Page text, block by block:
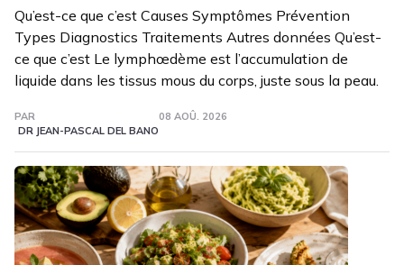
Qu’est-ce que c’est Causes Symptômes Prévention
Types Diagnostics Traitements Autres données Qu’est-
ce que c’est Le lymphœdème est l’accumulation de
liquide dans les tissus mous du corps, juste sous la peau.
PAR
DR JEAN-PASCAL DEL BANO
08 AOÛ. 2026